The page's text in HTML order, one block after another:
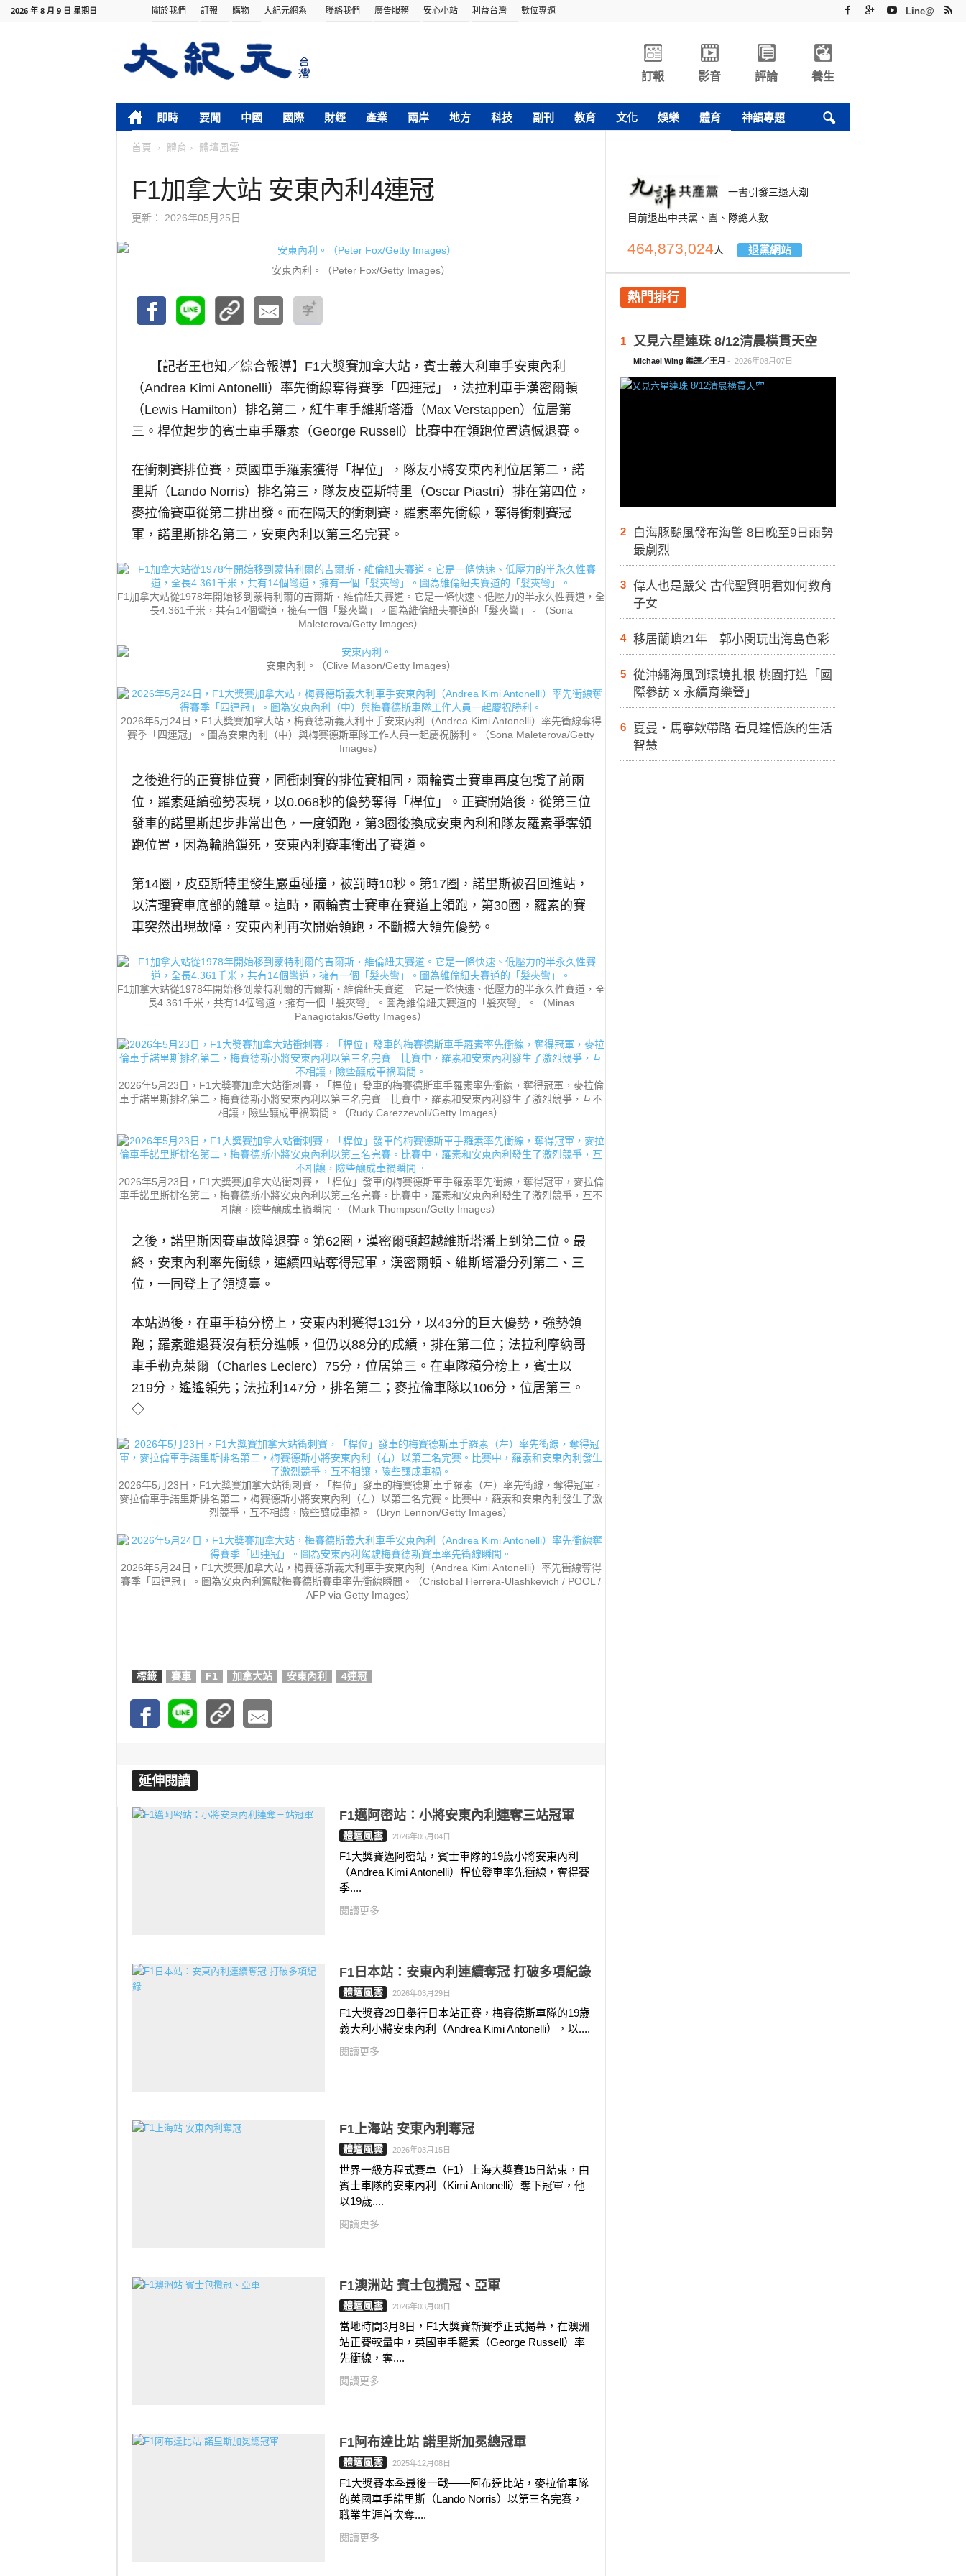
2026 年 8 月 9 日 星期日 關於我們 訂報 購物 大紀元網系 聯絡我們 廣告服務 安心小站 利益台灣 數位專題 Line@
訂報 影音 評論 養生
即時 要聞 中國 國際 財經 產業 兩岸 地方 科技 副刊 教育 文化 娛樂 體育 神韻專題
首頁 體育 體壇風雲
F1加拿大站 安東內利4連冠
更新： 2026年05月25日
安東內利。（Peter Fox/Getty Images）
【記者王也知／綜合報導】 F1大獎賽加拿大站，賓士義大利車手安東內利
（Andrea Kimi Antonelli）率先衝線奪得賽季「四連冠」，法拉利車手漢密爾頓
（Lewis Hamilton）排名第二，紅牛車手維斯塔潘（Max Verstappen）位居第
三。桿位起步的賓士車手羅素（George Russell）比賽中在領跑位置遺憾退賽。
在衝刺賽排位賽，英國車手羅素獲得「桿位」，隊友小將安東內利位居第二，諾
里斯（Lando Norris）排名第三，隊友皮亞斯特里（Oscar Piastri）排在第四位，
麥拉倫賽車從第二排出發。而在隔天的衝刺賽，羅素率先衝線，奪得衝刺賽冠
軍，諾里斯排名第二，安東內利以第三名完賽。
F1加拿大站從1978年開始移到蒙特利爾的吉爾斯‧維倫紐夫賽道。它是一條快速、低壓力的半永久性賽道，全
長4.361千米，共有14個彎道，擁有一個「髮夾彎」。圖為維倫紐夫賽道的「髮夾彎」。（Sona
Maleterova/Getty Images）
安東內利。（Clive Mason/Getty Images）
2026年5月24日，F1大獎賽加拿大站，梅賽德斯義大利車手安東內利（Andrea Kimi Antonelli）率先衝線奪得
賽季「四連冠」。圖為安東內利（中）與梅賽德斯車隊工作人員一起慶祝勝利。（Sona Maleterova/Getty
Images）
之後進行的正賽排位賽，同衝刺賽的排位賽相同，兩輪賓士賽車再度包攬了前兩
位，羅素延續強勢表現，以0.068秒的優勢奪得「桿位」。正賽開始後，從第三位
發車的諾里斯起步非常出色，一度領跑，第3圈後換成安東內利和隊友羅素爭奪領
跑位置，因為輪胎鎖死，安東內利賽車衝出了賽道。
第14圈，皮亞斯特里發生嚴重碰撞，被罰時10秒。第17圈，諾里斯被召回進站，
以清理賽車底部的雜草。這時，兩輪賓士賽車在賽道上領跑，第30圈，羅素的賽
車突然出現故障，安東內利再次開始領跑，不斷擴大領先優勢。
F1加拿大站從1978年開始移到蒙特利爾的吉爾斯‧維倫紐夫賽道。它是一條快速、低壓力的半永久性賽道，全
長4.361千米，共有14個彎道，擁有一個「髮夾彎」。圖為維倫紐夫賽道的「髮夾彎」。（Minas
Panagiotakis/Getty Images）
2026年5月23日，F1大獎賽加拿大站衝刺賽，「桿位」發車的梅賽德斯車手羅素率先衝線，奪得冠軍，麥拉倫
車手諾里斯排名第二，梅賽德斯小將安東內利以第三名完賽。比賽中，羅素和安東內利發生了激烈競爭，互不
相讓，險些釀成車禍瞬間。（Rudy Carezzevoli/Getty Images）
2026年5月23日，F1大獎賽加拿大站衝刺賽，「桿位」發車的梅賽德斯車手羅素率先衝線，奪得冠軍，麥拉倫
車手諾里斯排名第二，梅賽德斯小將安東內利以第三名完賽。比賽中，羅素和安東內利發生了激烈競爭，互不
相讓，險些釀成車禍瞬間。（Mark Thompson/Getty Images）
之後，諾里斯因賽車故障退賽。第62圈，漢密爾頓超越維斯塔潘上到第二位。最
終，安東內利率先衝線，連續四站奪得冠軍，漢密爾頓、維斯塔潘分列第二、三
位，一同登上了領獎臺。
本站過後，在車手積分榜上，安東內利獲得131分，以43分的巨大優勢，強勢領
跑；羅素雖退賽沒有積分進帳，但仍以88分的成績，排在第二位；法拉利摩納哥
車手勒克萊爾（Charles Leclerc）75分，位居第三。在車隊積分榜上，賓士以
219分，遙遙領先；法拉利147分，排名第二；麥拉倫車隊以106分，位居第三。
◇
2026年5月23日，F1大獎賽加拿大站衝刺賽，「桿位」發車的梅賽德斯車手羅素（左）率先衝線，奪得冠軍，
麥拉倫車手諾里斯排名第二，梅賽德斯小將安東內利（右）以第三名完賽。比賽中，羅素和安東內利發生了激
烈競爭，互不相讓，險些釀成車禍。（Bryn Lennon/Getty Images）
2026年5月24日，F1大獎賽加拿大站，梅賽德斯義大利車手安東內利（Andrea Kimi Antonelli）率先衝線奪得
賽季「四連冠」。圖為安東內利駕駛梅賽德斯賽車率先衝線瞬間。（Cristobal Herrera-Ulashkevich / POOL /
AFP via Getty Images）
標籤 賽車 F1 加拿大站 安東內利 4連冠
延伸閱讀
F1邁阿密站：小將安東內利連奪三站冠軍
體壇風雲 2026年05月04日
F1大獎賽邁阿密站，賓士車隊的19歲小將安東內利
（Andrea Kimi Antonelli）桿位發車率先衝線，奪得賽
季....
閱讀更多
F1日本站：安東內利連續奪冠 打破多項紀錄
體壇風雲 2026年03月29日
F1大獎賽29日舉行日本站正賽，梅賽德斯車隊的19歲
義大利小將安東內利（Andrea Kimi Antonelli），以....
閱讀更多
F1上海站 安東內利奪冠
體壇風雲 2026年03月15日
世界一級方程式賽車（F1）上海大獎賽15日結束，由
賓士車隊的安東內利（Kimi Antonelli）奪下冠軍，他
以19歲....
閱讀更多
F1澳洲站 賓士包攬冠、亞軍
體壇風雲 2026年03月08日
當地時間3月8日，F1大獎賽新賽季正式揭幕，在澳洲
站正賽較量中，英國車手羅素（George Russell）率
先衝線，奪....
閱讀更多
F1阿布達比站 諾里斯加冕總冠軍
體壇風雲 2025年12月08日
F1大獎賽本季最後一戰——阿布達比站，麥拉倫車隊
的英國車手諾里斯（Lando Norris）以第三名完賽，
職業生涯首次奪....
閱讀更多
一書引發三退大潮
目前退出中共黨、團、隊總人數
464,873,024人 退黨網站
熱門排行
1 又見六星連珠 8/12清晨橫貫天空
Michael Wing 編譯／王月 - 2026年08月07日
2
白海豚颱風發布海警 8日晚至9日雨勢
最劇烈
3
偉人也是嚴父 古代聖賢明君如何教育
子女
4 移居蘭嶼21年 郭小閔玩出海島色彩
5
從沖繩海風到環境扎根 桃園打造「國
際參訪 x 永續育樂營」
6
夏曼・馬寧欸帶路 看見達悟族的生活
智慧